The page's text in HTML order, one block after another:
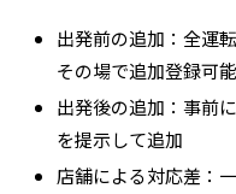
出発前の追加 ：全運
その場で追加登録可能
出発後の追加 ：事前
を提示して追加
店舗による対応差 ：